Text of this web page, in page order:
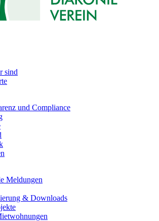
sind
und Compliance
Meldungen
& Downloads